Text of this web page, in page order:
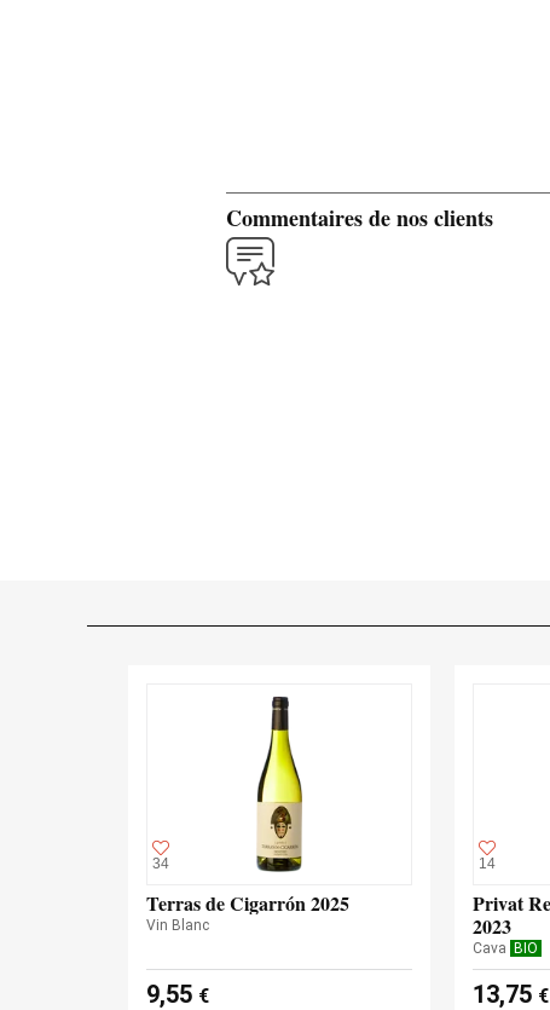
Commentaires de nos clients
34
Terras de Cigarrón 2025
Vin Blanc
9,55 €
14
Privat
2023
Cava BIO
13,75 €